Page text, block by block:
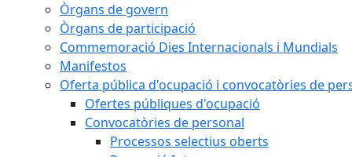
Òrgans de govern
Òrgans de participació
Commemoració Dies Internacionals i Mundials
Manifestos
Oferta pública d'ocupació i convocatòries de
Ofertes públiques d'ocupació
Convocatòries de personal
Processos selectius oberts